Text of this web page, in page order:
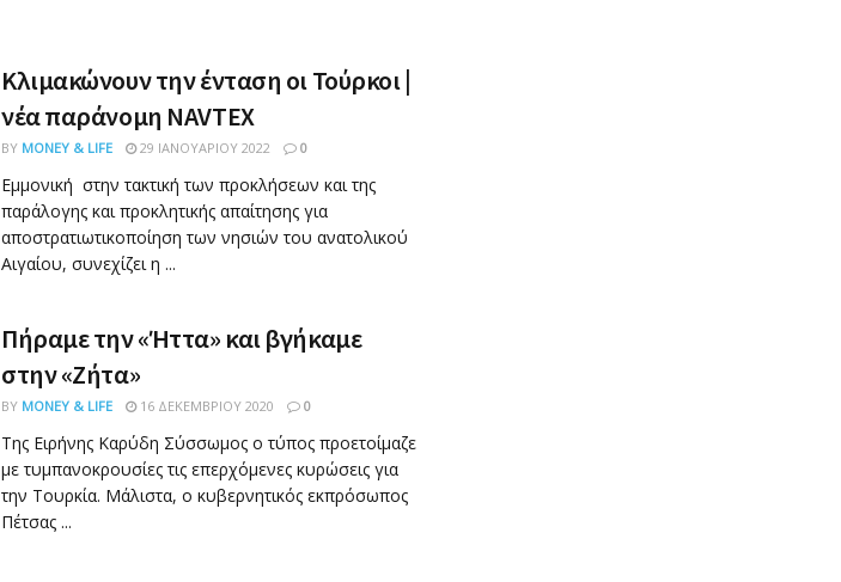
Κλιμακώνουν την ένταση οι Τούρκοι |
νέα παράνομη NAVTEX
BY MONEY & LIFE 29 ΙΑΝΟΥΑΡΊΟΥ 2022 0
Εμμονική στην τακτική των προκλήσεων και της
παράλογης και προκλητικής απαίτησης για
αποστρατιωτικοποίηση των νησιών του ανατολικού
Αιγαίου, συνεχίζει η ...
Πήραμε την «Ήττα» και βγήκαμε
στην «Ζήτα»
BY MONEY & LIFE 16 ΔΕΚΕΜΒΡΊΟΥ 2020 0
Της Ειρήνης Καρύδη Σύσσωμος ο τύπος προετοίμαζε
με τυμπανοκρουσίες τις επερχόμενες κυρώσεις για
την Τουρκία. Μάλιστα, ο κυβερνητικός εκπρόσωπος
Πέτσας ...